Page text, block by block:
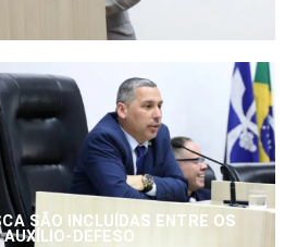
SÃO INCLUÍDAS ENTRE OS
AUXÍLIO-DEFESO